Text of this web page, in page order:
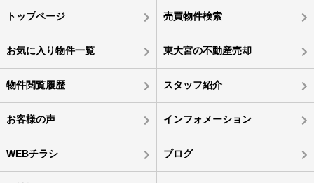
トップページ 売買物件検索
お気に入り物件一覧 東大宮の不動産売却
物件閲覧履歴 スタッフ紹介
お客様の声 インフォメーション
WEBチラシ ブログ